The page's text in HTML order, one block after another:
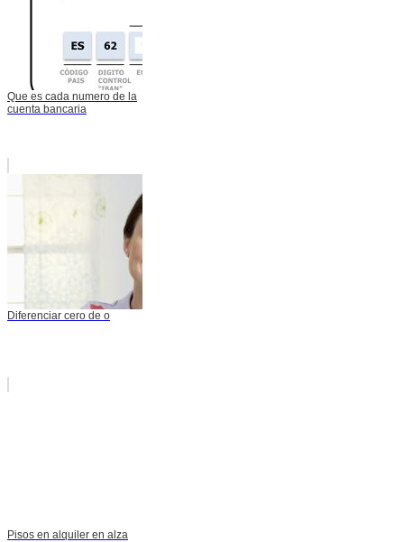
Que es cada numero de la
cuenta bancaria
Diferenciar cero de o
Pisos en alquiler en alza